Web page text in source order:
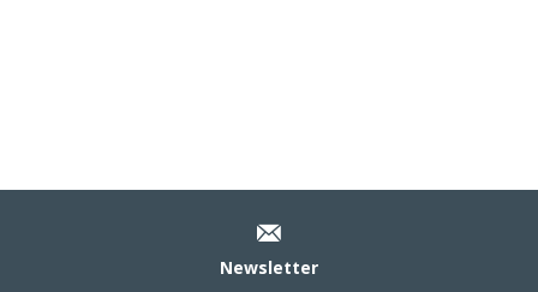
Newsletter